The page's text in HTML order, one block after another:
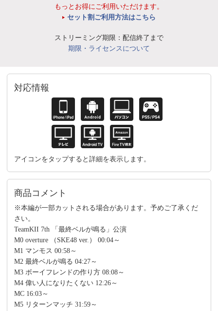
もっとお得にご利用いただけます。
セット割ご利用方法はこちら
ストリーミング期限：配信終了まで
期限・ライセンスについて
対応情報
アイコンをタップすると詳細を表示します。
商品コメント
※本編が一部カットされる場合があります。予めご了承くだ
さい。
TeamKII 7th 「最終ベルが鳴る」公演
M0 overture （SKE48 ver.） 00:04～
M1 マンモス 00:58～
M2 最終ベルが鳴る 04:27～
M3 ボーイフレンドの作り方 08:08～
M4 偉い人になりたくない 12:26～
MC 16:03～
M5 リターンマッチ 31:59～